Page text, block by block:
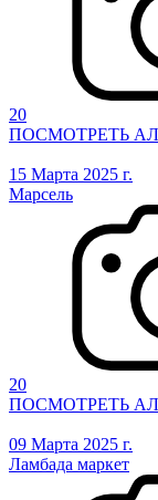
20
ПОСМОТРЕТЬ
15 Марта 2025 г.
Марсель
20
ПОСМОТРЕТЬ
09 Марта 2025 г.
Ламбада маркет